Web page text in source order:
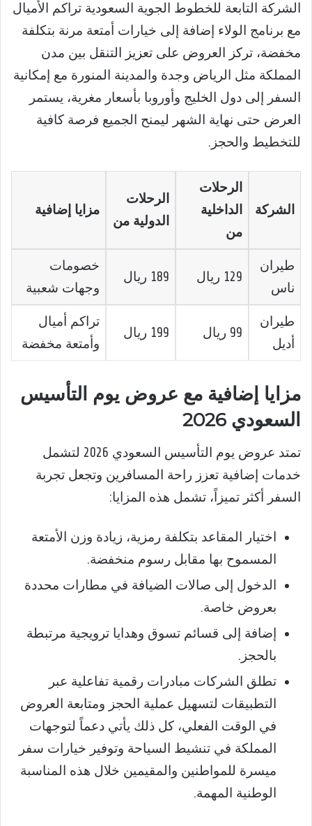
الشركة التابعة للخطوط الجوية السعودية تراكم الأميال
مع برنامج الولاء إضافة إلى خيارات أمتعة مرنة بتكلفة
مخفضة، تركز العروض على تعزيز التنقل بين مدن
المملكة مثل الرياض وجدة والمدينة المنورة مع إمكانية
السفر إلى دول الخليج وأوروبا بأسعار مغرية، يستمر
العرض حتى نهاية الشهر ليمنح الجميع فرصة كافية
للتخطيط والحجز.
الشركة
الرحلات
الداخلية
من
الرحلات
الدولية من
مزايا إضافية
طيران
ناس
129 ريال 189 ريال
خصومات
وجهات شعبية
طيران
أديل
99 ريال 199 ريال
تراكم أميال
وأمتعة مخفضة
مزايا إضافية مع عروض يوم التأسيس
السعودي 2026
تمتد عروض يوم التأسيس السعودي 2026 لتشمل
خدمات إضافية تعزز راحة المسافرين وتجعل تجربة
السفر أكثر تميزاً، تشمل هذه المزايا:
اختيار المقاعد بتكلفة رمزية، زيادة وزن الأمتعة
المسموح بها مقابل رسوم منخفضة.
الدخول إلى صالات الضيافة في مطارات محددة
بعروض خاصة.
إضافة إلى قسائم تسوق وهدايا ترويجية مرتبطة
بالحجز.
تطلق الشركات مبادرات رقمية تفاعلية عبر
التطبيقات لتسهيل عملية الحجز ومتابعة العروض
في الوقت الفعلي، كل ذلك يأتي دعماً لتوجهات
المملكة في تنشيط السياحة وتوفير خيارات سفر
ميسرة للمواطنين والمقيمين خلال هذه المناسبة
الوطنية المهمة.